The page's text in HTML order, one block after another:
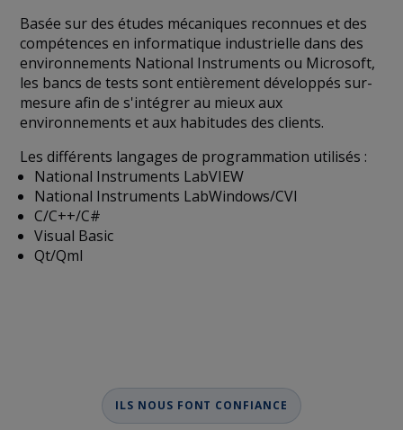
Basée sur des études mécaniques reconnues et des
compétences en informatique industrielle dans des
environnements National Instruments ou Microsoft,
les bancs de tests sont entièrement développés sur-
mesure afin de s'intégrer au mieux aux
environnements et aux habitudes des clients.
Les différents langages de programmation utilisés :
National Instruments LabVIEW
National Instruments LabWindows/CVI
C/C++/C#
Visual Basic
Qt/Qml
ILS NOUS FONT CONFIANCE